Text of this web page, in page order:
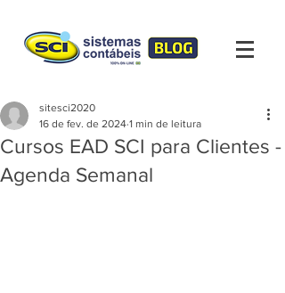
Cursos EAD SCI para Clientes -
Agenda Semanal
sitesci2020
16 de fev. de 2024 1 min de leitura